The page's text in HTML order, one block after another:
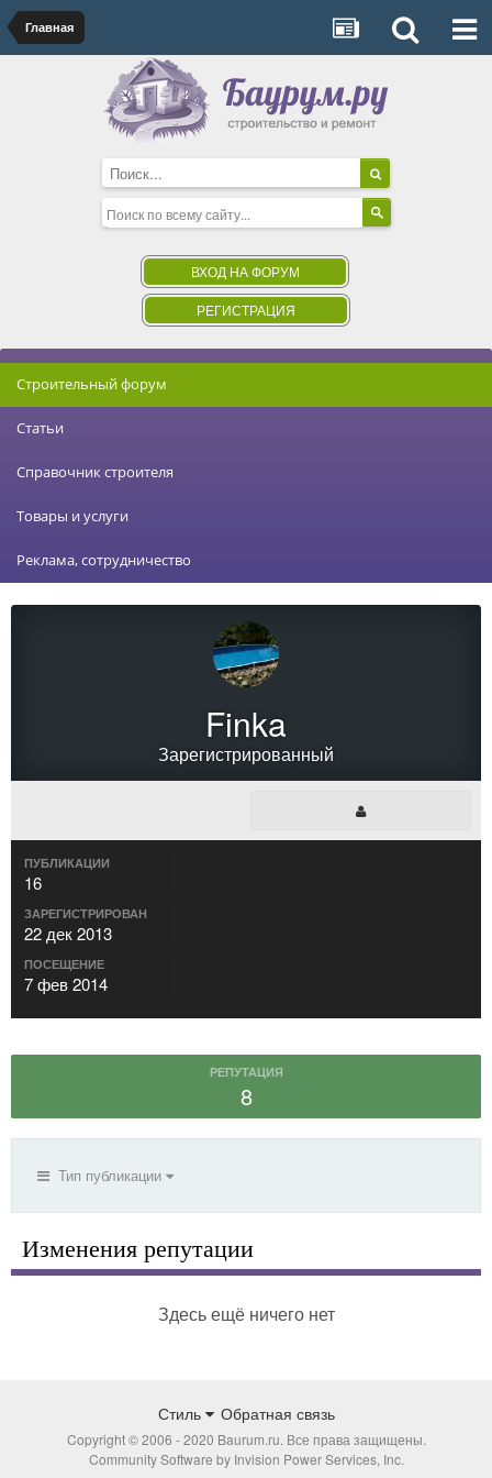
Главная
ВХОД НА ФОРУМ
РЕГИСТРАЦИЯ
Строительный форум
Статьи
Справочник строителя
Товары и услуги
Реклама, сотрудничество
Finka
Зарегистрированный
ПУБЛИКАЦИИ
16
ЗАРЕГИСТРИРОВАН
22 дек 2013
ПОСЕЩЕНИЕ
7 фев 2014
РЕПУТАЦИЯ
8
Тип публикации
Изменения репутации
Здесь ещё ничего нет
Стиль Обратная связь
Copyright © 2006 - 2020 Baurum.ru. Все права защищены.
Community Software by Invision Power Services, Inc.